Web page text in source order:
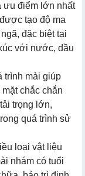
ưu điểm lớn nhất
tạo độ ma
đặc biệt tại
với nước, dầu
trình mài giúp
chắc chắn
trọng lớn,
quá trình sử
loại vật liệu
nhám có tuổi